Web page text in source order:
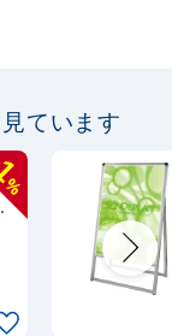
ています
%